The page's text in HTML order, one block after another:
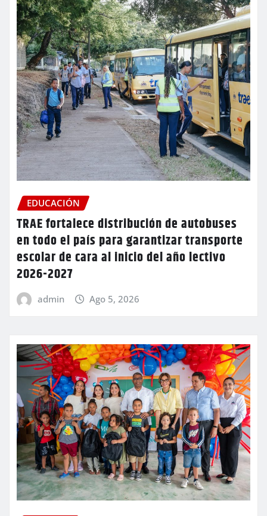
EDUCACIÓN
TRAE fortalece distribución de autobuses
en todo el país para garantizar transporte
escolar de cara al inicio del año lectivo
2026-2027
admin Ago 5, 2026